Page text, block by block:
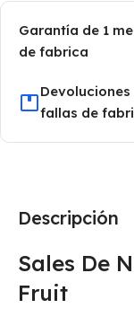
Garantía de 1
de fabrica
fallas de
Descripción
Sales De
Fruit